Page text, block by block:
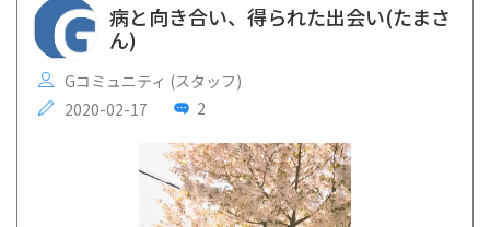
病と向き合い、得られた出会い(たまさ
ん)
Gコミュニティ (スタッフ)
2020-02-17
2